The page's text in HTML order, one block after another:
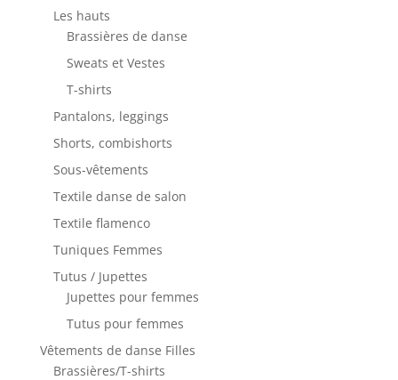
Les hauts
Brassières de danse
Sweats et Vestes
T-shirts
Pantalons, leggings
Shorts, combishorts
Sous-vêtements
Textile danse de salon
Textile flamenco
Tuniques Femmes
Tutus / Jupettes
Jupettes pour femmes
Tutus pour femmes
Vêtements de danse Filles
Brassières/T-shirts